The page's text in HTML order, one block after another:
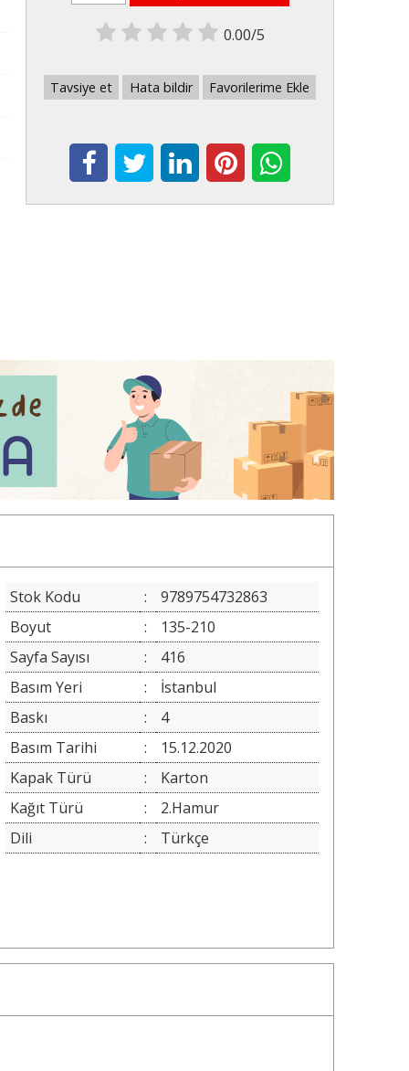
0.00/5
Tavsiye et Hata bildir Favorilerime Ekle
Stok Kodu :
9789754732863
Boyut
:
135-210
Sayfa Sayısı
:
416
Basım Yeri
:
İstanbul
Baskı
:
4
Basım Tarihi
:
15.12.2020
Kapak Türü
:
Karton
Kağıt Türü
:
2.Hamur
Dili
: Türkçe